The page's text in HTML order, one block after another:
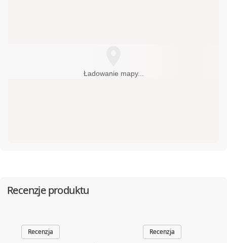
Ładowanie mapy...
Recenzje produktu
Recenzja Recenzja